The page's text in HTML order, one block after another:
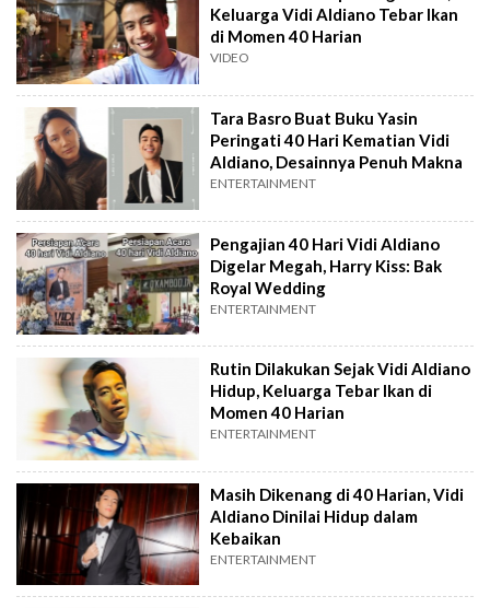
Keluarga Vidi Aldiano Tebar Ikan
di Momen 40 Harian
VIDEO
Tara Basro Buat Buku Yasin
Peringati 40 Hari Kematian Vidi
Aldiano, Desainnya Penuh Makna
ENTERTAINMENT
Pengajian 40 Hari Vidi Aldiano
Digelar Megah, Harry Kiss: Bak
Royal Wedding
ENTERTAINMENT
Rutin Dilakukan Sejak Vidi Aldiano
Hidup, Keluarga Tebar Ikan di
Momen 40 Harian
ENTERTAINMENT
Masih Dikenang di 40 Harian, Vidi
Aldiano Dinilai Hidup dalam
Kebaikan
ENTERTAINMENT